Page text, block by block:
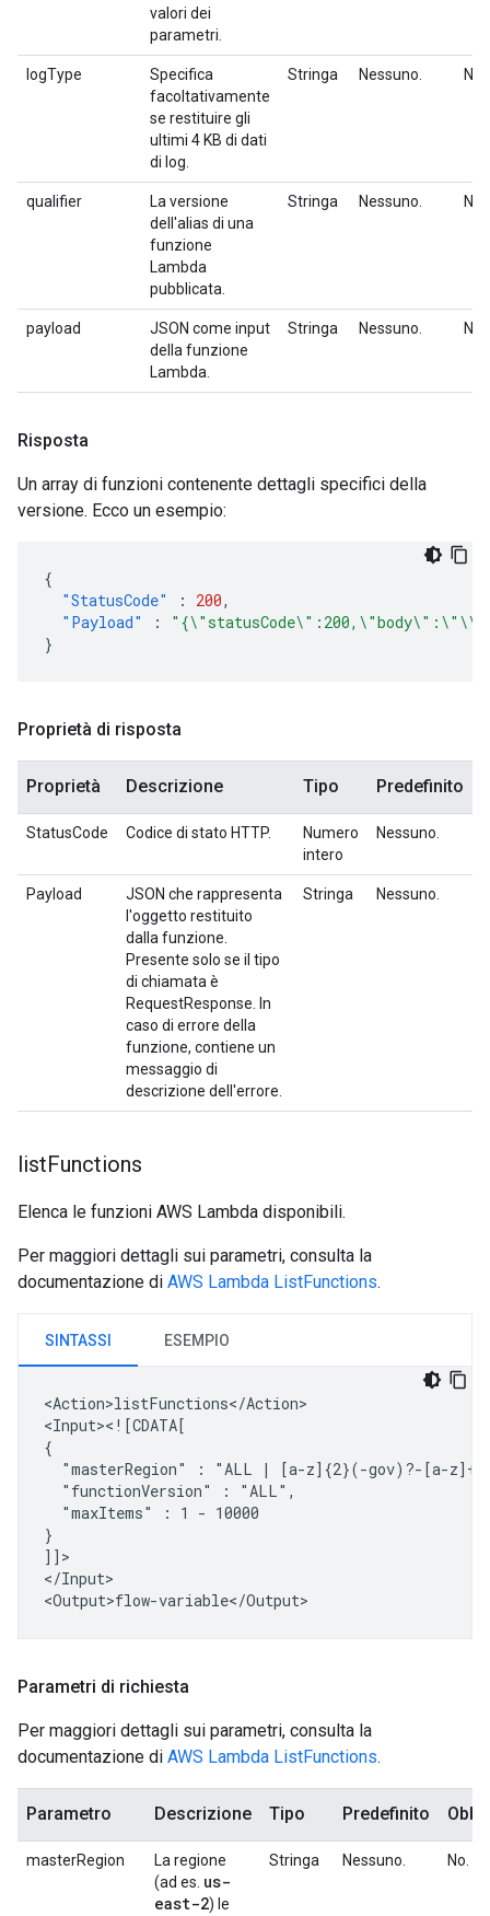
valori dei
parametri.
logType
Specifica
facoltativamente
se restituire gli
ultimi 4 KB di dati
di log.
Stringa Nessuno. No.
qualifier
La versione
dell'alias di una
funzione
Lambda
pubblicata.
Stringa Nessuno. No.
payload
JSON come input
della funzione
Lambda.
Stringa Nessuno. No.
Risposta
Un array di funzioni contenente dettagli specifici della
versione. Ecco un esempio:
{
"StatusCode"
: 200,
"Payload"
:
}
Proprietà di risposta
Proprietà Descrizione Tipo Predefinito
StatusCode Codice di stato HTTP.
Numero
intero
Nessuno.
Payload
JSON che rappresenta
l'oggetto restituito
dalla funzione.
Presente solo se il tipo
di chiamata è
RequestResponse. In
caso di errore della
funzione, contiene un
messaggio di
descrizione dell'errore.
Stringa Nessuno.
listFunctions
Elenca le funzioni AWS Lambda disponibili.
Per maggiori dettagli sui parametri, consulta la
documentazione di AWS Lambda ListFunctions.
SINTASSI ESEMPIO
<Action>listFunctions</Action>
<Input><![CDATA[
"masterRegion"
: "ALL
|
"functionVersion"
:
"maxItems"
: 1 - 10000
}
]]>
</Input>
Parametri di richiesta
Per maggiori dettagli sui parametri, consulta la
documentazione di AWS Lambda ListFunctions.
Parametro Descrizione Tipo Predefinito
masterRegion
La regione
(ad es. us-
east-2) le
Stringa Nessuno. No.